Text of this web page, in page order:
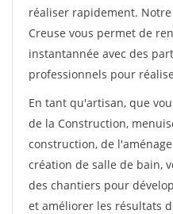
réaliser rapidement.
Creuse vous permet de
instantannée avec des
professionnels pour
En tant qu'artisan, que
de la Construction,
construction, de
création de salle de bain,
des chantiers pour
et améliorer les résultats